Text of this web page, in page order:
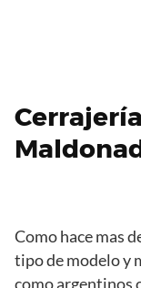
Como hace mas
tipo de modelo y
como argentinos